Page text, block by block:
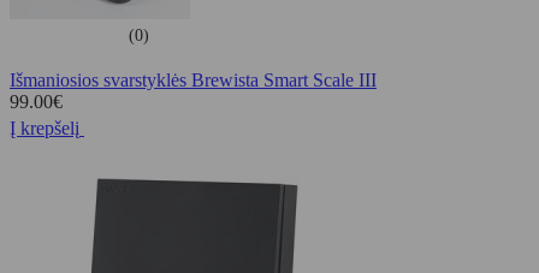
(0)
Išmaniosios svarstyklės Brewista Smart Scale III
99.00€
Į krepšelį